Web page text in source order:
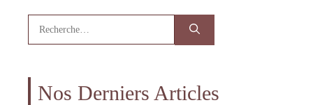
Nos Derniers Articles